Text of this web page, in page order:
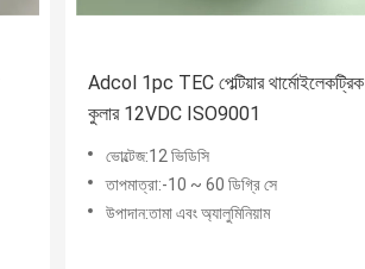
Adcol 1pc TEC পেল্টিয়ার থার্মোইলেকট্রিক
কুলার 12VDC ISO9001
ভোল্টেজ:12 ভিডিসি
তাপমাত্রা:-10 ~ 60 ডিগ্রি সে
উপাদান:তামা এবং অ্যালুমিনিয়াম